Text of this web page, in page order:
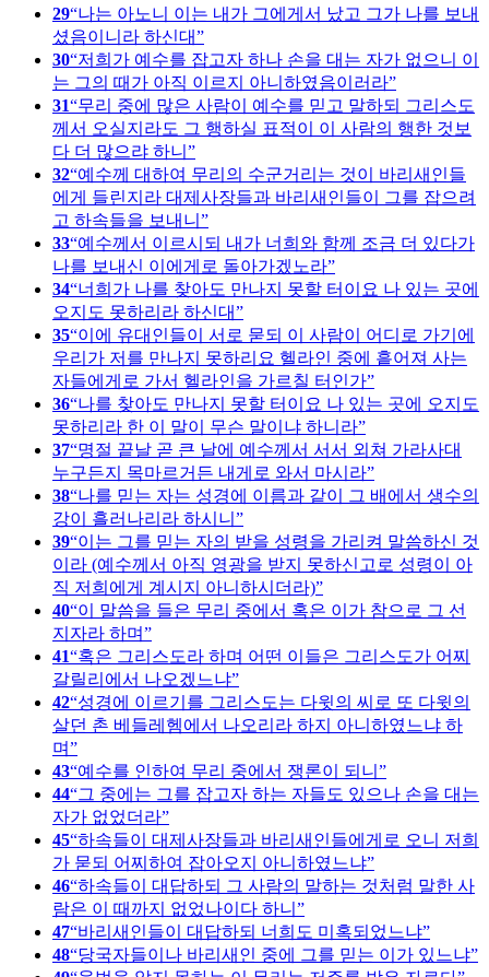
29 나는 아노니 이는 내가 그에게서 났고 그가 나를 보내
셨음이니라 하신대
30 저희가 예수를 잡고자 하나 손을 대는 자가 없으니 이
는 그의 때가 아직 이르지 아니하였음이러라
31 무리 중에 많은 사람이 예수를 믿고 말하되 그리스도
께서 오실지라도 그 행하실 표적이 이 사람의 행한 것보
다 더 많으랴 하니
32 예수께 대하여 무리의 수군거리는 것이 바리새인들
에게 들린지라 대제사장들과 바리새인들이 그를 잡으려
고 하속들을 보내니
33 예수께서 이르시되 내가 너희와 함께 조금 더 있다가
나를 보내신 이에게로 돌아가겠노라
34 너희가 나를 찾아도 만나지 못할 터이요 나 있는 곳에
오지도 못하리라 하신대
35 이에 유대인들이 서로 묻되 이 사람이 어디로 가기에
우리가 저를 만나지 못하리요 헬라인 중에 흩어져 사는
자들에게로 가서 헬라인을 가르칠 터인가
36 나를 찾아도 만나지 못할 터이요 나 있는 곳에 오지도
못하리라 한 이 말이 무슨 말이냐 하니라
37 명절 끝날 곧 큰 날에 예수께서 서서 외쳐 가라사대
누구든지 목마르거든 내게로 와서 마시라
38 나를 믿는 자는 성경에 이름과 같이 그 배에서 생수의
강이 흘러나리라 하시니
39 이는 그를 믿는 자의 받을 성령을 가리켜 말씀하신 것
이라 (예수께서 아직 영광을 받지 못하신고로 성령이 아
직 저희에게 계시지 아니하시더라)
40 이 말씀을 들은 무리 중에서 혹은 이가 참으로 그 선
지자라 하며
41 혹은 그리스도라 하며 어떤 이들은 그리스도가 어찌
갈릴리에서 나오겠느냐
42 성경에 이르기를 그리스도는 다윗의 씨로 또 다윗의
살던 촌 베들레헴에서 나오리라 하지 아니하였느냐 하
며
43 예수를 인하여 무리 중에서 쟁론이 되니
44 그 중에는 그를 잡고자 하는 자들도 있으나 손을 대는
자가 없었더라
45 하속들이 대제사장들과 바리새인들에게로 오니 저희
가 묻되 어찌하여 잡아오지 아니하였느냐
46 하속들이 대답하되 그 사람의 말하는 것처럼 말한 사
람은 이 때까지 없었나이다 하니
47 바리새인들이 대답하되 너희도 미혹되었느냐
48 당국자들이나 바리새인 중에 그를 믿는 이가 있느냐